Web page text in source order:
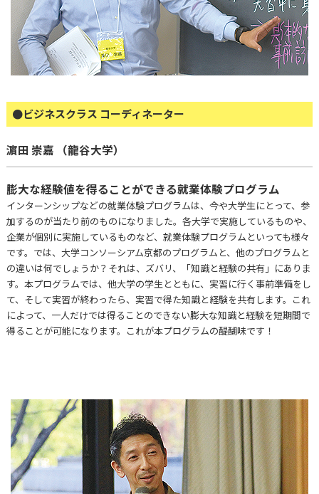
●ビジネスクラス コーディネーター
濵田 崇嘉 （龍谷大学）
膨⼤な経験値を得ることができる就業体験プログラム
インターンシップなどの就業体験プログラムは、今や⼤学⽣にとって、参
加するのが当たり前のものになりました。各⼤学で実施しているものや、
企業が個別に実施しているものなど、就業体験プログラムといっても様々
です。では、⼤学コンソーシアム京都のプログラムと、他のプログラムと
の違いは何でしょうか？それは、ズバリ、「知識と経験の共有」にありま
す。本プログラムでは、他⼤学の学⽣とともに、実習に⾏く事前準備をし
て、そして実習が終わったら、実習で得た知識と経験を共有します。これ
によって、⼀⼈だけでは得ることのできない膨⼤な知識と経験を短期間で
得ることが可能になります。これが本プログラムの醍醐味です！